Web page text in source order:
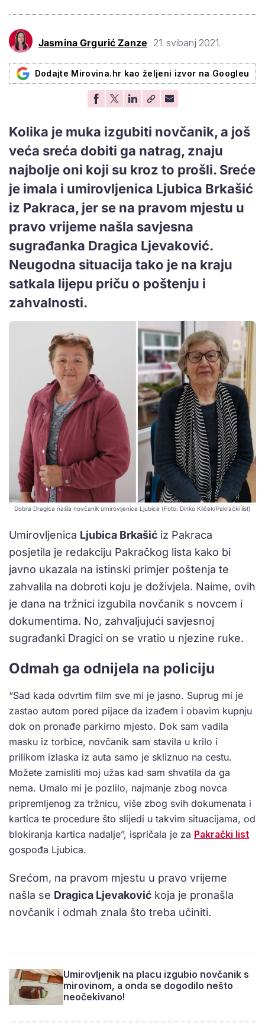
Jasmina Grgurić Zanze 21. svibanj 2021.
Dodajte Mirovina.hr kao željeni izvor na Googleu
Kolika je muka izgubiti novčanik, a još
veća sreća dobiti ga natrag, znaju
najbolje oni koji su kroz to prošli. Sreće
je imala i umirovljenica Ljubica Brkašić
iz Pakraca, jer se na pravom mjestu u
pravo vrijeme našla savjesna
sugrađanka Dragica Ljevaković.
Neugodna situacija tako je na kraju
satkala lijepu priču o poštenju i
zahvalnosti.
Dobra Dragica našla novčanik umirovljenice Ljubice (Foto: Dinko Kliček/Pakrački list)
Umirovljenica Ljubica Brkašić iz Pakraca
posjetila je redakciju Pakračkog lista kako bi
javno ukazala na istinski primjer poštenja te
zahvalila na dobroti koju je doživjela. Naime, ovih
je dana na tržnici izgubila novčanik s novcem i
dokumentima. No, zahvaljujući savjesnoj
sugrađanki Dragici on se vratio u njezine ruke.
Odmah ga odnijela na policiju
“Sad kada odvrtim film sve mi je jasno. Suprug mi je
zastao autom pored pijace da izađem i obavim kupnju
dok on pronađe parkirno mjesto. Dok sam vadila
masku iz torbice, novčanik sam stavila u krilo i
prilikom izlaska iz auta samo je skliznuo na cestu.
Možete zamisliti moj užas kad sam shvatila da ga
nema. Umalo mi je pozlilo, najmanje zbog novca
pripremljenog za tržnicu, više zbog svih dokumenata i
kartica te procedure što slijedi u takvim situacijama, od
blokiranja kartica nadalje”, ispričala je za Pakrački list
gospođa Ljubica.
Srećom, na pravom mjestu u pravo vrijeme
našla se Dragica Ljevaković koja je pronašla
novčanik i odmah znala što treba učiniti.
Umirovljenik na placu izgubio novčanik s
mirovinom, a onda se dogodilo nešto
neočekivano!